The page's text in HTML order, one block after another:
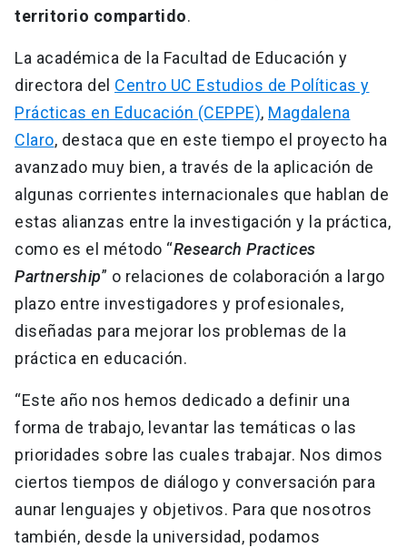
territorio compartido.
La académica de la Facultad de Educación y
directora del Centro UC Estudios de Políticas y
Prácticas en Educación (CEPPE), Magdalena
Claro, destaca que en este tiempo el proyecto ha
avanzado muy bien, a través de la aplicación de
algunas corrientes internacionales que hablan de
estas alianzas entre la investigación y la práctica,
como es el método “Research Practices
Partnership” o relaciones de colaboración a largo
plazo entre investigadores y profesionales,
diseñadas para mejorar los problemas de la
práctica en educación.
“Este año nos hemos dedicado a definir una
forma de trabajo, levantar las temáticas o las
prioridades sobre las cuales trabajar. Nos dimos
ciertos tiempos de diálogo y conversación para
aunar lenguajes y objetivos. Para que nosotros
también, desde la universidad, podamos